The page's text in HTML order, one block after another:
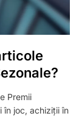
Premii
în joc, achiziții în